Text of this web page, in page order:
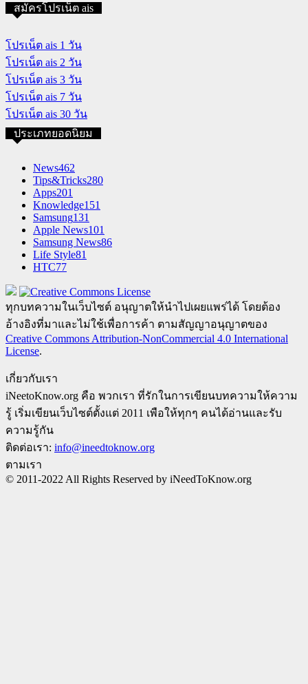
สมัครโปรเน็ต ais
โปรเน็ต ais 1 วัน
โปรเน็ต ais 2 วัน
โปรเน็ต ais 3 วัน
โปรเน็ต ais 7 วัน
โปรเน็ต ais 30 วัน
ประเภทยอดนิยม
News462
Tips&Tricks280
Apps201
Knowledge151
Samsung131
Apple News101
Samsung News86
Life Style81
HTC77
ทุกบทความในเว็บไซต์ อนุญาตให้นำไปเผยแพร่ได้ โดยต้อง
อ้างอิงที่มาและไม่ใช้เพื่อการค้า ตามสัญญาอนุญาตของ
Creative Commons Attribution-NonCommercial 4.0 International
License.
เกี่ยวกับเรา
iNeetoKnow.org คือ พวกเรา ที่รักในการเขียนบทความให้ความ
รู้ เริ่มเขียนเว็บไซต์ตั้งแต่ 2011 เพือให้ทุกๆ คนได้อ่านและรับ
ความรู้กัน
ติดต่อเรา: info@ineedtoknow.org
ตามเรา
© 2011-2022 All Rights Reserved by iNeedToKnow.org